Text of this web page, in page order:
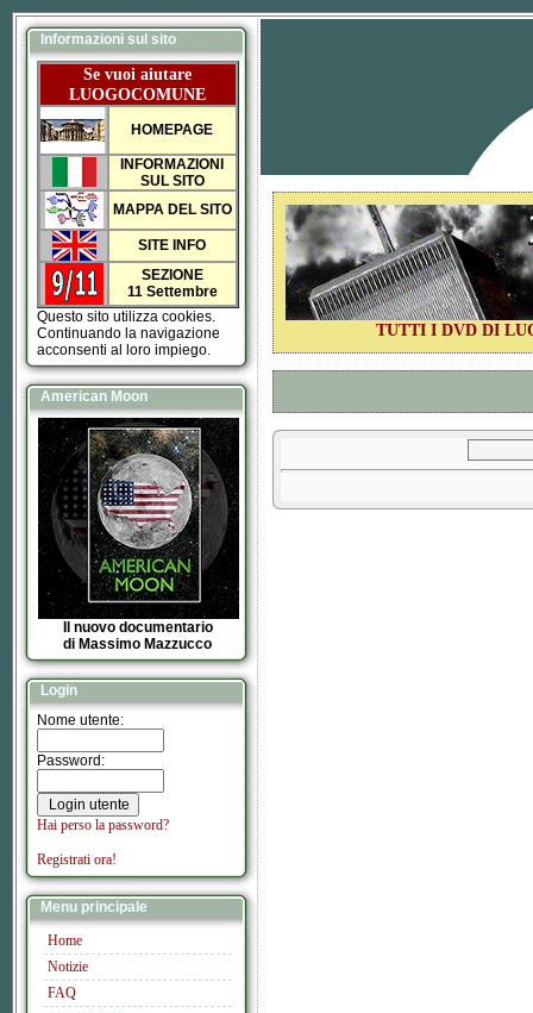
Informazioni sul sito
Se vuoi aiutare
LUOGOCOMUNE
HOMEPAGE
INFORMAZIONI
SUL SITO
MAPPA DEL SITO
SITE INFO
SEZIONE
11 Settembre
Questo sito utilizza cookies.
Continuando la navigazione
acconsenti al loro impiego.
American Moon
Il nuovo documentario
di Massimo Mazzucco
Login
Nome utente:
Password:
Hai perso la password?
Registrati ora!
Menu principale
Home
Notizie
FAQ
TUTTI I DVD DI